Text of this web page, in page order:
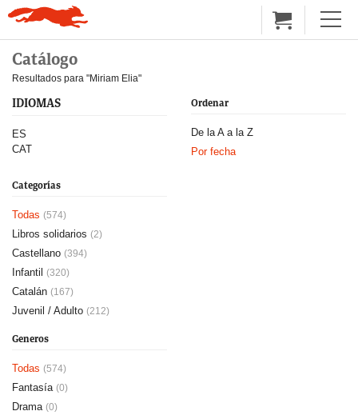
Catálogo
Resultados para "Miriam Elia"
Ordenar
De la A a la Z
Por fecha
IDIOMAS
ES
CAT
Categorías
Todas (574)
Libros solidarios (2)
Castellano (394)
Infantil (320)
Catalán (167)
Juvenil / Adulto (212)
Generos
Todas (574)
Fantasía (0)
Drama (0)